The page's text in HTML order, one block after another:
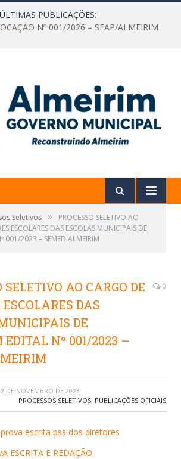
ÚLTIMAS PUBLICAÇÕES:
Nº 001/2026 – SEAP/ALMEIRIM
Seletivos »
PROCESSO SELETIVO AO
ESCOLARES DAS ESCOLAS MUNICIPAIS DE
001/2023 – SEMED ALMEIRIM
SELETIVO AO CARGO DE
ESCOLARES DAS
DE
Nº 001/2023 –
0
DE NOVEMBRO DE 2023
PROCESSOS SELETIVOS, PUBLICAÇÕES OFICIAIS
escrita pss dos diretores
ESCRITA E REDAÇÃO